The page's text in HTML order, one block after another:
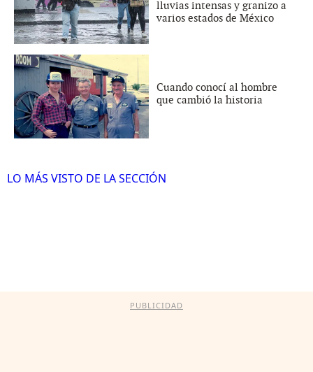
lluvias intensas y granizo a
varios estados de México
Cuando conocí al hombre
que cambió la historia
LO MÁS VISTO DE LA SECCIÓN
PUBLICIDAD